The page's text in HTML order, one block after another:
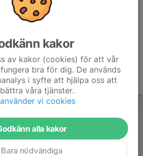
kakor
av kakor (cookies) för att vår
bra för dig. De används
i syfte att hjälpa oss att
våra tjänster.
vi cookies
alla kakor
Bara nödvändiga